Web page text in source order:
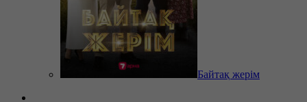
Байтақ жерім